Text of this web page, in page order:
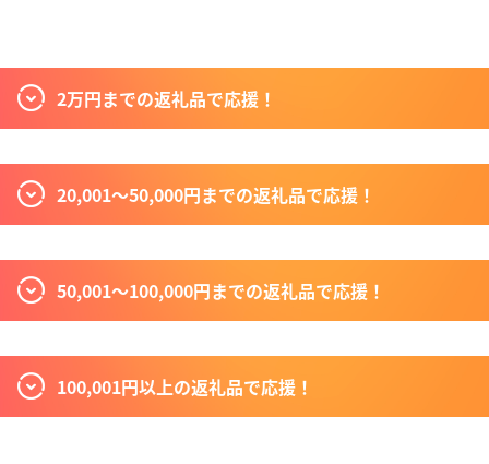
2万円までの返礼品で応援！
20,001〜50,000円までの返礼品で応援！
50,001〜100,000円までの返礼品で応援！
100,001円以上の返礼品で応援！